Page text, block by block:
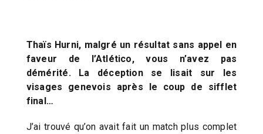
Thaïs Hurni, malgré un résultat sans appel en
faveur de l’Atlético, vous n’avez pas
démérité. La déception se lisait sur les
visages genevois après le coup de sifflet
final…
J’ai trouvé qu’on avait fait un match plus complet